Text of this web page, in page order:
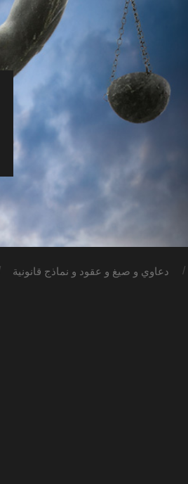
دعاوي و صيغ و عقود و نماذج قانونية